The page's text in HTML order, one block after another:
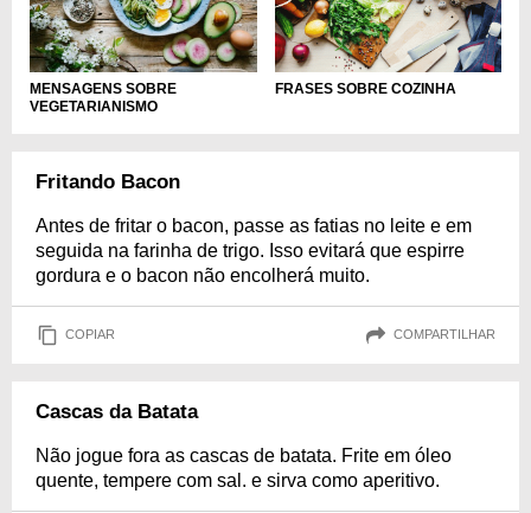
MENSAGENS SOBRE
VEGETARIANISMO
FRASES SOBRE COZINHA
Fritando Bacon
Antes de fritar o bacon, passe as fatias no leite e em
seguida na farinha de trigo. Isso evitará que espirre
gordura e o bacon não encolherá muito.
COPIAR COMPARTILHAR
Cascas da Batata
Não jogue fora as cascas de batata. Frite em óleo
quente, tempere com sal. e sirva como aperitivo.